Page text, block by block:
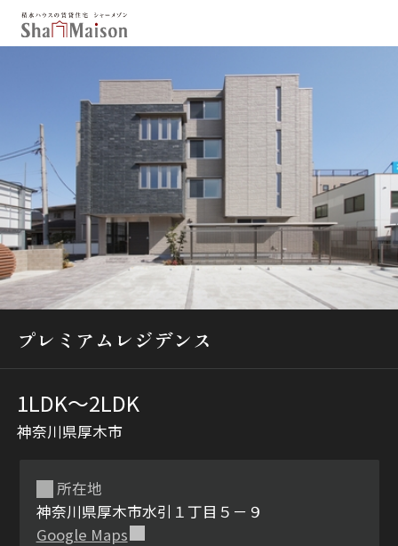
新着メール設定
最近見た物件
北海道 東北
中部
関西
中国・四国
九州
市区郡・路線・駅から探す
通勤・通学時間から探す
地図から探す
プレミアムレジデンス
1LDK〜2LDK
神奈川県厚木市
所在地
神奈川県厚木市水引１丁目５－９
Google Maps